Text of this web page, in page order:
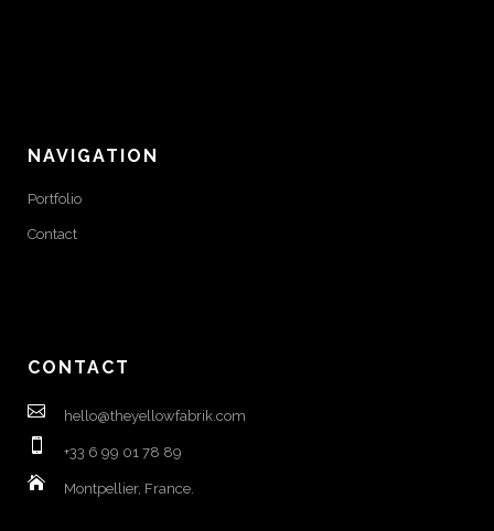
NAVIGATION
Portfolio
Contact
CONTACT
hello@theyellowfabrik.com
+33 6 99 01 78 89
Montpellier, France.